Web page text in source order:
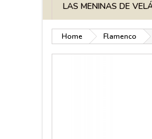
LAS MENINAS DE
Home Flamenco